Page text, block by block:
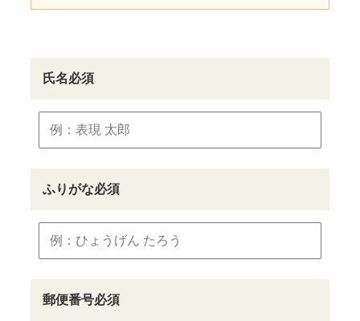
氏名必須
ふりがな必須
郵便番号必須